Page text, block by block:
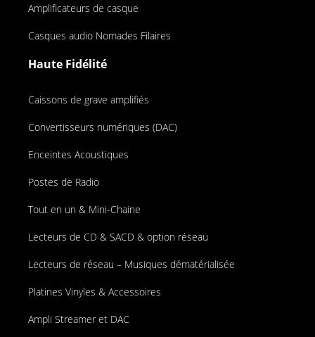
Amplificateurs de casque
Casques audio Nomades Filaires
Haute Fidélité
Caissons de grave amplifiés
Convertisseurs numériques (DAC)
Enceintes Acoustiques
Postes de Radio
Tout en un & Mini-Chaine
Lecteurs de CD & SACD & option réseau
Lecteurs de réseau – Musiques dématérialisée
Platines Vinyles & Accessoires
Ampli Streamer et DAC